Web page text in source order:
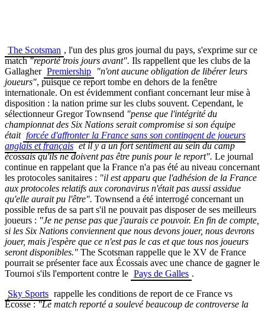
The Scotsman , l'un des plus gros journal du pays, s'exprime sur ce
match"reporté trois jours avant". Ils rappellent que les clubs de la
Gallagher Premiership
"n'ont aucune obligation de libérer leurs
joueurs", puisque ce report tombe en dehors de la fenêtre
internationale. On est évidemment confiant concernant leur mise à
disposition : la nation prime sur les clubs souvent. Cependant, le
sélectionneur Gregor Townsend "pense que l'intégrité du
championnat des Six Nations serait compromise si son équipe
était forcée d'affronter la France sans son contingent de joueurs
anglais et français et il y a un fort sentiment au sein du camp
écossais qu'ils ne doivent pas être punis pour le report". Le journal
continue en rappelant que la France n'a pas été au niveau concernant
les protocoles sanitaires : "il est apparu que l'adhésion de la France
aux protocoles relatifs aux coronavirus n'était pas aussi assidue
qu'elle aurait pu l'être". Townsend a été interrogé concernant un
possible refus de sa part s'il ne pouvait pas disposer de ses meilleurs
joueurs : "Je ne pense pas que j'aurais ce pouvoir. En fin de compte,
si les Six Nations conviennent que nous devons jouer, nous devrons
jouer, mais j'espère que ce n'est pas le cas et que tous nos joueurs
seront disponibles." The Scotsman rappelle que le XV de France
pourrait se présenter face aux Écossais avec une chance de gagner le
Tournoi s'ils l'emportent contre le Pays de Galles .
Sky Sports rappelle les conditions de report de ce France vs
Écosse :"Le match reporté a soulevé beaucoup de controverse la